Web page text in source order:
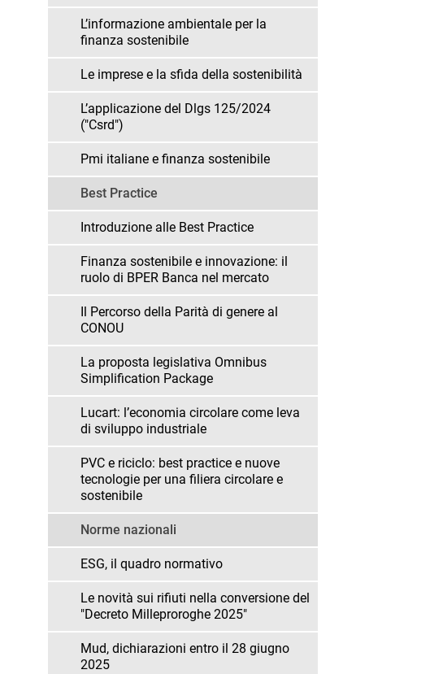
L’informazione ambientale per la
finanza sostenibile
Le imprese e la sfida della sostenibilità
L’applicazione del Dlgs 125/2024
("Csrd")
Pmi italiane e finanza sostenibile
Best Practice
Introduzione alle Best Practice
Finanza sostenibile e innovazione: il
ruolo di BPER Banca nel mercato
Il Percorso della Parità di genere al
CONOU
La proposta legislativa Omnibus
Simplification Package
Lucart: l’economia circolare come leva
di sviluppo industriale
PVC e riciclo: best practice e nuove
tecnologie per una filiera circolare e
sostenibile
Norme nazionali
ESG, il quadro normativo
Le novità sui rifiuti nella conversione del
"Decreto Milleproroghe 2025"
Mud, dichiarazioni entro il 28 giugno
2025